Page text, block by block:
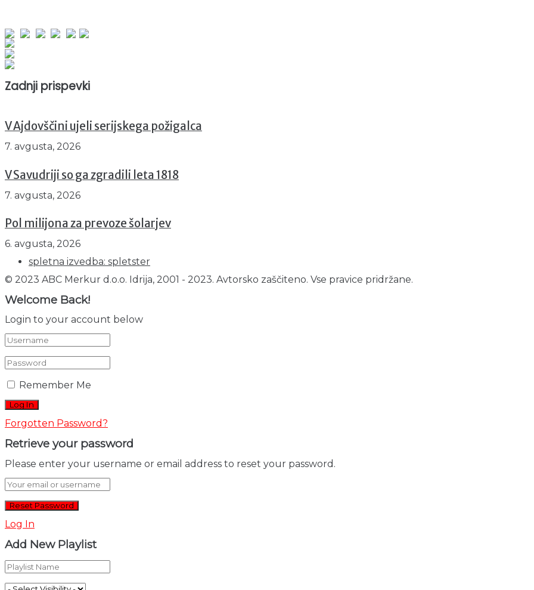
Zadnji prispevki
V Ajdovščini ujeli serijskega požigalca
7. avgusta, 2026
V Savudriji so ga zgradili leta 1818
7. avgusta, 2026
Pol milijona za prevoze šolarjev
6. avgusta, 2026
spletna izvedba: spletster
© 2023 ABC Merkur d.o.o. Idrija, 2001 - 2023. Avtorsko zaščiteno. Vse pravice pridržane.
Welcome Back!
Login to your account below
Remember Me
Forgotten Password?
Retrieve your password
Please enter your username or email address to reset your password.
Log In
Add New Playlist